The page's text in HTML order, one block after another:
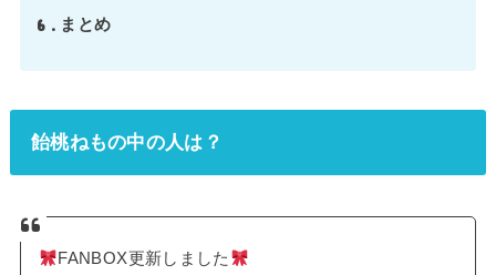
6 まとめ
飴桃ねもの中の人は？
FANBOX更新しました